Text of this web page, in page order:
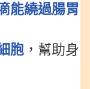
能繞過腸胃
胞 ，幫助身